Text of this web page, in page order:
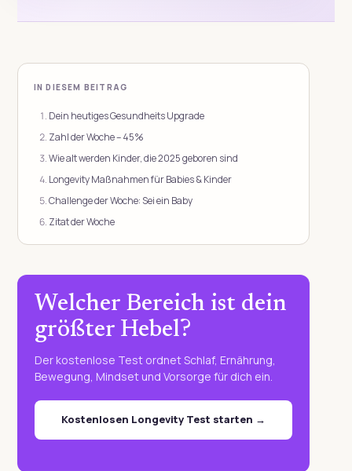
Welcher Bereich ist dein
größter Hebel?
Der kostenlose Test ordnet Schlaf, Ernährung,
Bewegung, Mindset und Vorsorge für dich ein.
Kostenlosen Longevity Test starten →
IN DIESEM BEITRAG
Dein heutiges Gesundheits Upgrade
Zahl der Woche – 45%
Wie alt werden Kinder, die 2025 geboren sind
Longevity Maßnahmen für Babies & Kinder
Challenge der Woche: Sei ein Baby
Zitat der Woche